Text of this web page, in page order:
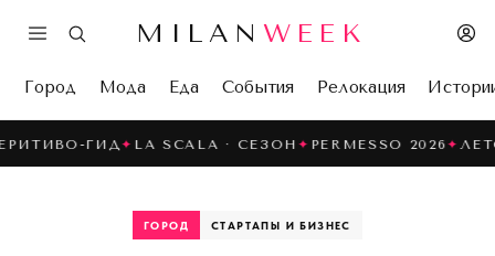
MILAN WEEK
Город Мода Еда События Релокация
ГИД✦LA SCALA · СЕЗОН✦PERMESSO 2026✦ЛЕТО В
ГОРОД СТАРТАПЫ И БИЗНЕС